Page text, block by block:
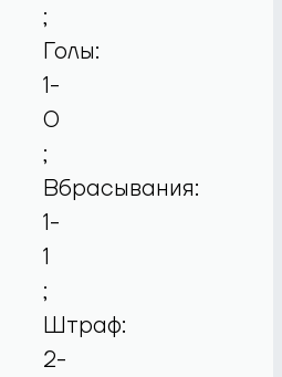
;
Голы:
1-
0
;
Вбрасывания:
1-
1
;
Штраф:
2-